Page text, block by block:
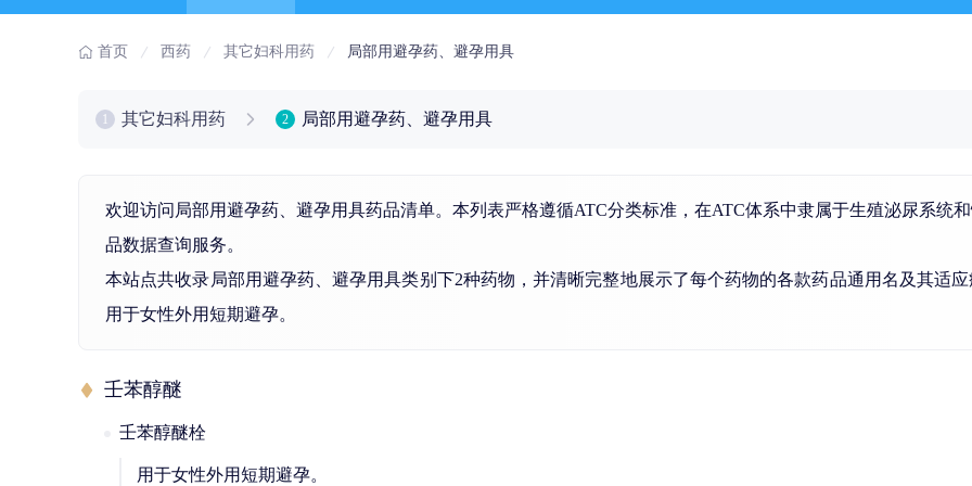
首页 西药 其它妇科用药 局部用避孕药、避孕用具
其它妇科用药 2 局部用避孕药、避孕用具
欢迎访问局部用避孕药、避孕用具药品清单。本列表严格遵循ATC分类标准，在ATC体系中隶属于生殖泌尿系统
品数据查询服务。
本站点共收录局部用避孕药、避孕用具类别下2种药物，并清晰完整地展示了每个药物的各款药品通用名及其适
用于女性外用短期避孕。
壬苯醇醚
壬苯醇醚栓
用于女性外用短期避孕。